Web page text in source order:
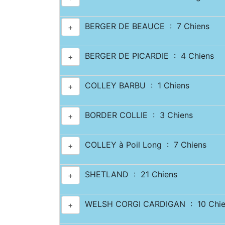
+ BERGER DE BEAUCE : 7 Chiens
+ BERGER DE PICARDIE : 4 Chiens
+ COLLEY BARBU : 1 Chiens
+ BORDER COLLIE : 3 Chiens
+ COLLEY à Poil Long : 7 Chiens
+ SHETLAND : 21 Chiens
+ WELSH CORGI CARDIGAN : 10